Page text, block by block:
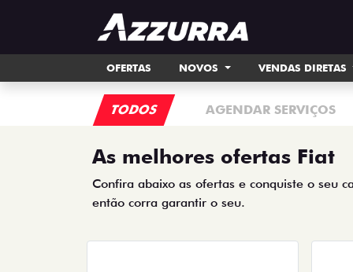
OFERTAS NOVOS VENDAS DIRETAS
TODOS AGENDAR SERVIÇOS
As melhores ofertas Fiat
Confira abaixo as ofertas e conquiste o seu
então corra garantir o seu.